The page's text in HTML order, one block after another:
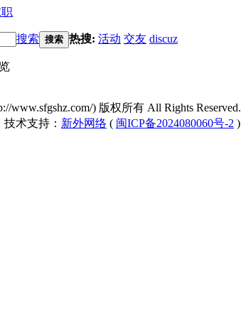
搜索 搜索 热搜: 活动 交友 discuz
www.sfgshz.com/) 版权所有 All Rights Reserved.
技术支持： 新外网络 ( 闽ICP备2024080060号-2 )